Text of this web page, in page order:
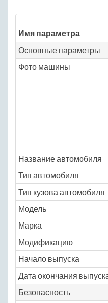
Имя параметра
Основные параметры
Фото машины
Название автомобиля
Тип автомобиля
Тип кузова автомобиля
Модель
Марка
Модификацию
Начало выпуска
Дата окончания
Безопасность